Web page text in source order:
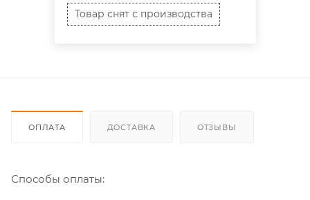
Товар снят с производства
ОПЛАТА ДОСТАВКА ОТЗЫВЫ
Способы оплаты: